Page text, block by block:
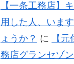
【一条工務店】
用した人、いま
ょうか？ に
【
務店グランセゾ